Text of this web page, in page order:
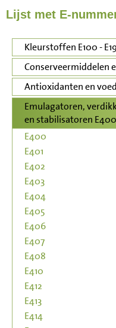
Lijst met E-
Kleurstoffen E100 -
Conserveermiddelen
Antioxidanten en
Emulagatoren,
en stabilisatoren
E400
E401
E402
E403
E404
E405
E406
E407
E408
E410
E412
E413
E414